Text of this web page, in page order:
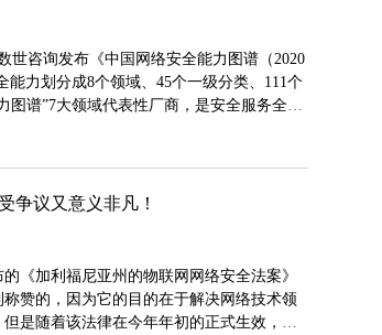
世咨询发布《中国网络安全能力图谱（2020
力划分成8个领域、45个一级分类、111个
谱”7大领域代表性厂商，是安全服务全领
争议又意义非凡！
《加利福尼亚州的物联网网络安全法案》
称赞的，因为它的目的在于解决网络技术领
是随着该法律在今年年初的正式生效，其